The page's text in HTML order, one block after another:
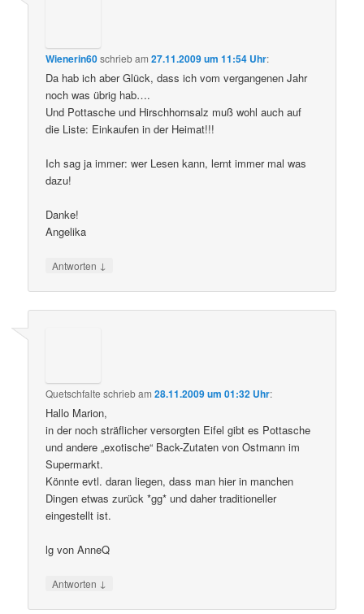
Wienerin60schriebam27.11.2009 um 11:54 Uhr:
Da hab ich aber Glück, dass ich vom vergangenen Jahr
noch was übrig hab….
Und Pottasche und Hirschhornsalz muß wohl auch auf
die Liste: Einkaufen in der Heimat!!!
Ich sag ja immer: wer Lesen kann, lernt immer mal was
dazu!
Danke!
Angelika
Antworten ↓
Quetschfalte schriebam28.11.2009 um 01:32 Uhr:
Hallo Marion,
in der noch sträflicher versorgten Eifel gibt es Pottasche
und andere „exotische“ Back-Zutaten von Ostmann im
Supermarkt.
Könnte evtl. daran liegen, dass man hier in manchen
Dingen etwas zurück *gg* und daher traditioneller
eingestellt ist.
lg von AnneQ
Antworten ↓